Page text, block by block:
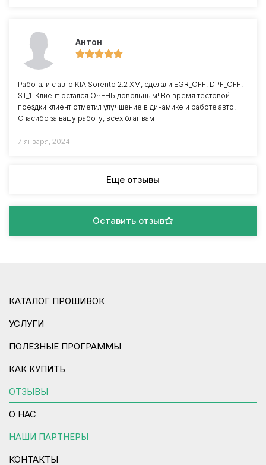
Антон
Работали с авто KIA Sorento 2.2 XM, сделали EGR_OFF, DPF_OFF,
ST_1. Клиент остался ОЧЕНЬ довольным! Во время тестовой
поездки клиент отметил улучшение в динамике и работе авто!
Спасибо за вашу работу, всех благ вам
7 января, 2024
Еще отзывы
Оставить отзыв
КАТАЛОГ ПРОШИВОК
УСЛУГИ
ПОЛЕЗНЫЕ ПРОГРАММЫ
КАК КУПИТЬ
ОТЗЫВЫ
О НАС
НАШИ ПАРТНЕРЫ
КОНТАКТЫ